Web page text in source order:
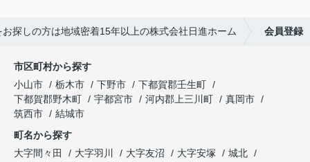
探しの方は地域密着15年以上の株式会社日進ホーム 会員登録
市区町村から探す
小山市
栃木市 下野市
下都賀郡壬生町
下都賀郡野木町
宇都宮市 河内郡上三川町
真岡市
筑西市
結城市
町名から探す
大字間々田
大字羽川 大字友沼 大字安塚
城北